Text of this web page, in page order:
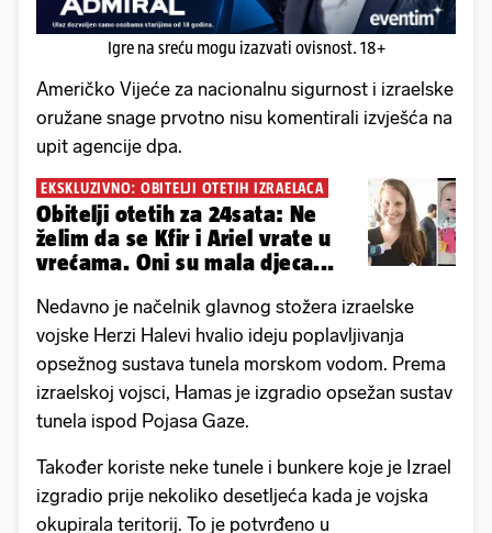
Igre na sreću mogu izazvati ovisnost. 18+
Američko Vijeće za nacionalnu sigurnost i izraelske
oružane snage prvotno nisu komentirali izvješća na
upit agencije dpa.
EKSKLUZIVNO: OBITELJI OTETIH IZRAELACA
Obitelji otetih za 24sata: Ne
želim da se Kfir i Ariel vrate u
vrećama. Oni su mala djeca...
Nedavno je načelnik glavnog stožera izraelske
vojske Herzi Halevi hvalio ideju poplavljivanja
opsežnog sustava tunela morskom vodom. Prema
izraelskoj vojsci, Hamas je izgradio opsežan sustav
tunela ispod Pojasa Gaze.
Također koriste neke tunele i bunkere koje je Izrael
izgradio prije nekoliko desetljeća kada je vojska
okupirala teritorij. To je potvrđeno u